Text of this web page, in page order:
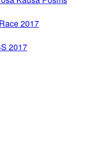
2017
2017